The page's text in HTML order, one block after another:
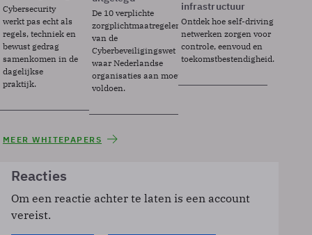
Cybersecurity
werkt pas echt als
regels, techniek en
bewust gedrag
samenkomen in de
dagelijkse
praktijk.
De 10 verplichte
zorgplichtmaatregelen
van de
Cyberbeveiligingswet
waar Nederlandse
organisaties aan moeten
voldoen.
infrastructuur
Ontdek hoe self-driving
netwerken zorgen voor
controle, eenvoud en
toekomstbestendigheid.
MEER WHITEPAPERS
Reacties
Om een reactie achter te laten is een account
vereist.